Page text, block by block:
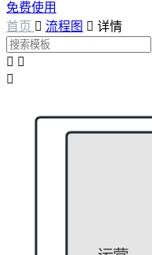
免费使用
首页  流程图  详情
 
